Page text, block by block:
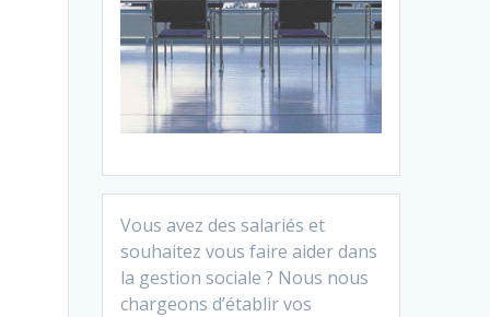
Vous avez des salariés et
souhaitez vous faire aider dans
la gestion sociale ? Nous nous
chargeons d’établir vos